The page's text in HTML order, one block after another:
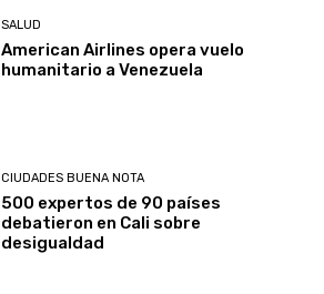
SALUD
American Airlines opera vuelo
humanitario a Venezuela
CIUDADES BUENA NOTA
500 expertos de 90 países
debatieron en Cali sobre
desigualdad